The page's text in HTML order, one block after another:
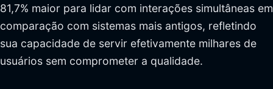
81,7% maior para lidar com interações simultâneas em
comparação com sistemas mais antigos, refletindo
sua capacidade de servir efetivamente milhares de
usuários sem comprometer a qualidade.